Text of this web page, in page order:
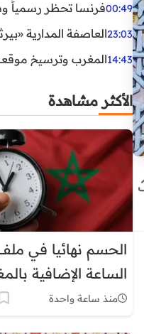
00:49فرنسا تحظر رسمياً
23:03العاصفة المدارية
14:43المغرب وترسيخ
الأكثر مشاهدة
الحسم نهائيا في
الساعة الإضافية
هذا موعد العودة إلى
منذ ساعة واحدة